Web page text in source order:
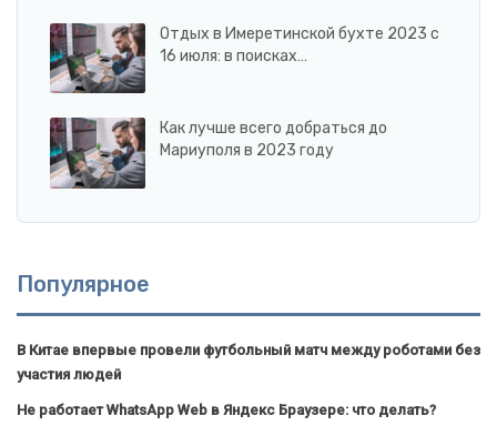
Отдых в Имеретинской бухте 2023 с
16 июля: в поисках…
Как лучше всего добраться до
Мариуполя в 2023 году
Популярное
В Китае впервые провели футбольный матч между роботами без
участия людей
Не работает WhatsApp Web в Яндекс Браузере: что делать?